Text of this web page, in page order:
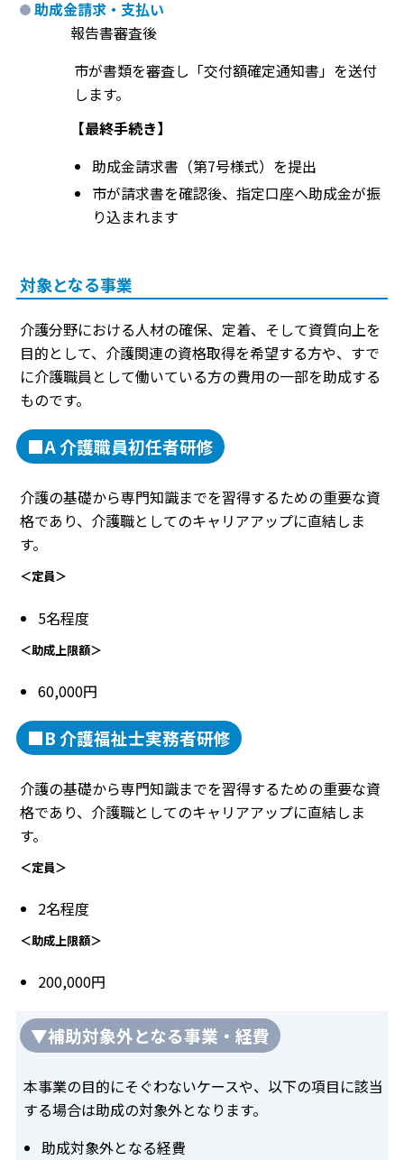
助成金請求・支払い
報告書審査後
市が書類を審査し「交付額確定通知書」を送付
します。
【最終手続き】
助成金請求書（第7号様式）を提出
市が請求書を確認後、指定口座へ助成金が振
り込まれます
対象となる事業
介護分野における人材の確保、定着、そして資質向上を
目的として、介護関連の資格取得を希望する方や、すで
に介護職員として働いている方の費用の一部を助成する
ものです。
■A 介護職員初任者研修
介護の基礎から専門知識までを習得するための重要な資
格であり、介護職としてのキャリアアップに直結しま
す。
＜定員＞
5名程度
＜助成上限額＞
60,000円
■B 介護福祉士実務者研修
介護の基礎から専門知識までを習得するための重要な資
格であり、介護職としてのキャリアアップに直結しま
す。
＜定員＞
2名程度
＜助成上限額＞
200,000円
▼補助対象外となる事業・経費
本事業の目的にそぐわないケースや、以下の項目に該当
する場合は助成の対象外となります。
助成対象外となる経費